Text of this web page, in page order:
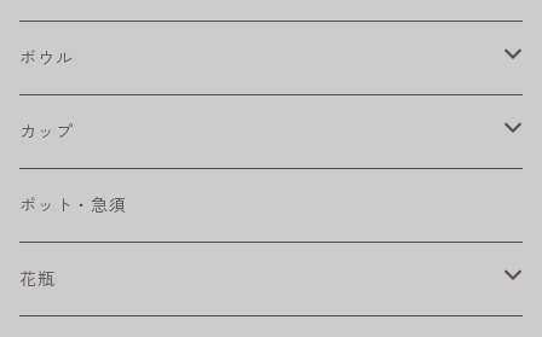
八角シリーズ
RONDE
ベベルボウル
プリーツ
楕円皿
丸皿
長皿
角皿
ボウル
大鉢
中鉢
小鉢
カップ
カップ
マグカップ
ポット・急須
花瓶